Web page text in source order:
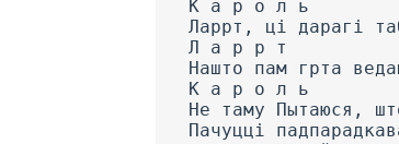
К а р о л ь
Ларрт, ці дарагі
Л а р р т
Нашто пам грта
К а р о л ь
He таму Пытаюся,
Пачуцці